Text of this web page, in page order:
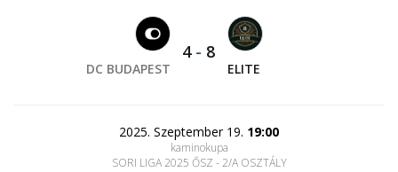
DC BUDAPEST
4- 8
ELITE
2025. Szeptember 19. 19:00
kaminokupa
SORI LIGA 2025 ŐSZ - 2/A OSZTÁLY